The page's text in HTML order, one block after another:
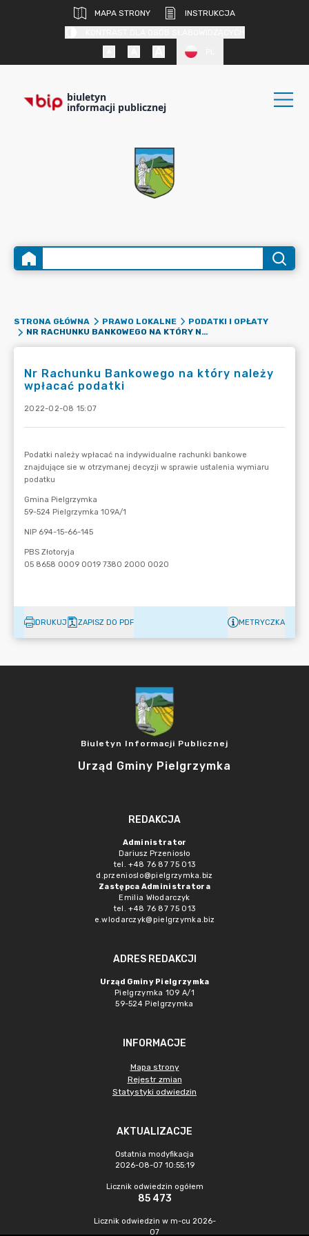
MAPA STRONY
INSTRUKCJA
biuletyn
informacji publicznej
STRONA GŁÓWNA PRAWO LOKALNE
PODATKI I OPŁATY
NR RACHUNKU BANKOWEGO NA KTÓRY NALEŻY WPŁACAĆ PODATKI
Nr Rachunku Bankowego na który należy
wpłacać podatki
2022-02-08 15:07
DRUKUJ ZAPISZ DO PDF METRYCZKA
Biuletyn Informacji Publicznej
Urząd Gminy Pielgrzymka
REDAKCJA
Administrator
Dariusz Przeniosło
tel. +48 76 87 75 013
d.przenioslo@pielgrzymka.biz
Zastępca Administratora
Emilia Włodarczyk
tel. +48 76 87 75 013
e.wlodarczyk@pielgrzymka.biz
ADRES REDAKCJI
Urząd Gminy Pielgrzymka
Pielgrzymka 109 A/1
59-524 Pielgrzymka
INFORMACJE
Mapa strony
Rejestr zmian
Statystyki odwiedzin
AKTUALIZACJE
Ostatnia modyfikacja
2026-08-07 10:55:19
Licznik odwiedzin ogółem
85 473
Licznik odwiedzin w m-cu 2026-
07